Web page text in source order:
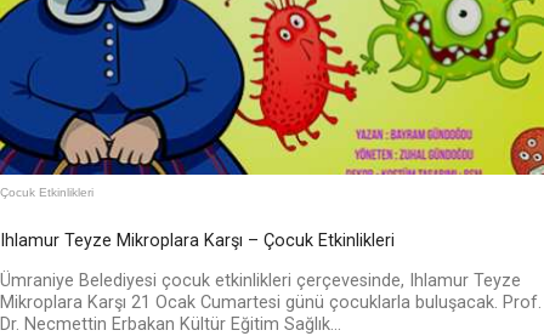
Çocuk Etkinlikleri
Ihlamur Teyze Mikroplara Karşı – Çocuk Etkinlikleri
Ümraniye Belediyesi çocuk etkinlikleri çerçevesinde, Ihlamur Teyze
Mikroplara Karşı 21 Ocak Cumartesi günü çocuklarla buluşacak. Prof.
Dr. Necmettin Erbakan Kültür Eğitim Sağlık...